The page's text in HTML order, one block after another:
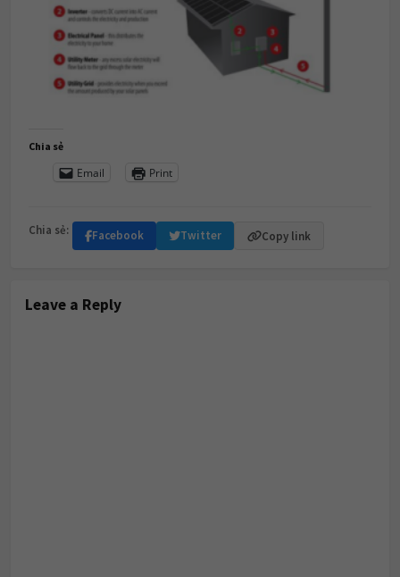
Chia sẻ
Email Print
Chia sẻ: Facebook Twitter Copy link
Leave a Reply